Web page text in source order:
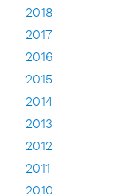
2018
2017
2016
2015
2014
2013
2012
2011